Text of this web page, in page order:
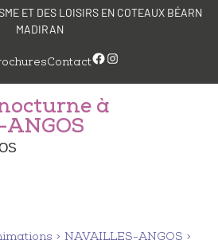
ET DES LOISIRS EN COTEAUX BÉARN
MADIRAN
ContactFacebook
Instagram
à
NAVAILLES-ANGOS